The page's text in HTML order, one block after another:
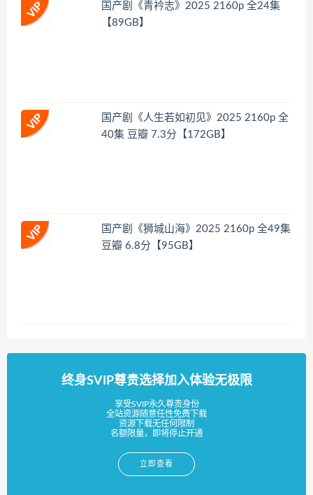
国产剧《青衿志》2025 2160p 全24集
【89GB】
国产剧《人生若如初见》2025 2160p 全
40集 豆瓣 7.3分【172GB】
国产剧《狮城山海》2025 2160p 全49集
豆瓣 6.8分【95GB】
终身SVIP尊贵选择加入体验无极限
享受SVIP永久尊贵身份
全站资源随意任性免费下载
资源下载无任何限制
名额限量，即将停止开通
立即查看